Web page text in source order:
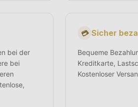
bei der
bei
💳 Sicher
Bequeme
Kreditkarte,
Kostenloser